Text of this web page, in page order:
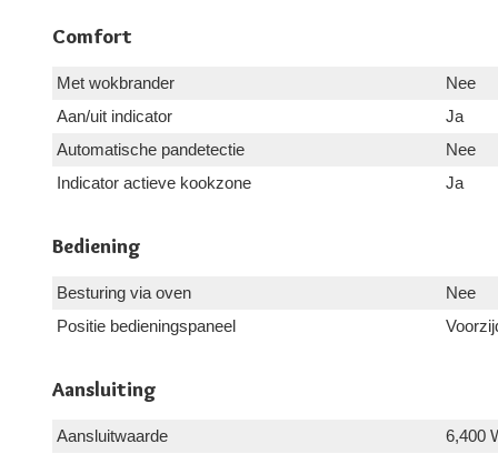
Comfort
Met wokbrander
Nee
Aan/uit indicator
Ja
Automatische pandetectie
Nee
Indicator actieve kookzone
Ja
Bediening
Besturing via oven
Nee
Positie bedieningspaneel
Aansluiting
Aansluitwaarde
6,400